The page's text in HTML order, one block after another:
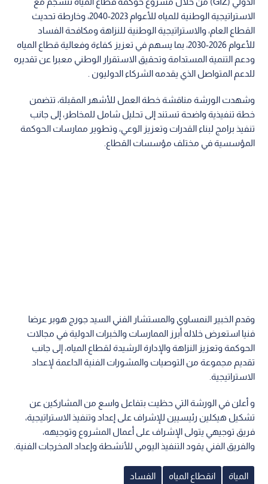
الاستراتيجية الوطنية للمياه للأعوام 2023-2040، وخارطة تحديث
القطاع العام، والاستراتيجية الوطنية للنزاهة ومكافحة الفساد
للأعوام 2026-2030، بما يسهم في تعزيز كفاءة وفعالية قطاع المياه
ودعم التنمية المستدامة وتحقيق الاستقرار الوطني معبرا عن تقديره
للدعم المتواصل الذي يقدمه الشركاء الدوليون .
وشهدت الورشة مناقشة خطة العمل للأشهر المقبلة، تتضمن
خطة تنفيذية واضحة تستند إلى تحليل شامل للمخاطر، إلى جانب
تنفيذ برامج لبناء القدرات وتعزيز الوعي، وتطوير ممارسات الحوكمة
المؤسسية في مختلف مؤسسات القطاع.
وقدم الخبير النمساوي والمستشار الفني السيد جورج هوبر عرضا
فنيا استعرض خلاله أبرز الممارسات والخبرات الدولية في مجالات
الحوكمة وتعزيز النزاهة والإدارة الرشيدة لقطاع المياه، إلى جانب
تقديم مجموعة من التوصيات والمشورات الفنية الداعمة لإعداد
الاستراتيجية.
و أعلن في الورشة التي حظيت بتفاعل واسع من المشاركين عن
تشكيل هيكلين رئيسيين للإشراف على إعداد وتنفيذ الاستراتيجية،
فريق توجيهي يتولى الإشراف على أعمال المشروع وتوجيهه،
والفريق الفني يقود التنفيذ اليومي للأنشطة وإعداد المخرجات الفنية.
المياة انقطاع المياه الفساد